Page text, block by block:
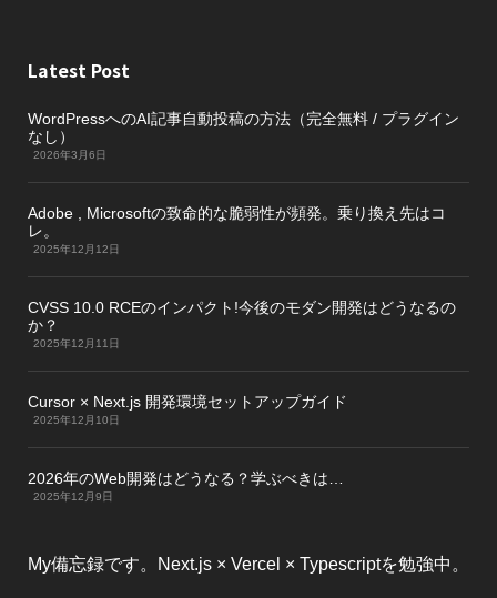
Latest Post
WordPressへのAI記事自動投稿の方法（完全無料 / プラグイン
なし）
2026年3月6日
Adobe , Microsoftの致命的な脆弱性が頻発。乗り換え先はコ
レ。
2025年12月12日
CVSS 10.0 RCEのインパクト!今後のモダン開発はどうなるの
か？
2025年12月11日
Cursor × Next.js 開発環境セットアップガイド
2025年12月10日
2026年のWeb開発はどうなる？学ぶべきは…
2025年12月9日
My備忘録です。Next.js × Vercel × Typescriptを勉強中。